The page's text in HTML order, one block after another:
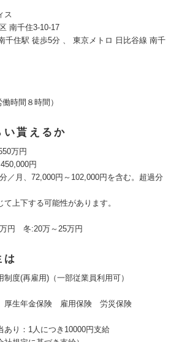
ス
南千住3-10-17
千住駅 徒歩5分 、 東京メトロ 日比谷線 南千
時間８時間）
貰えるか
万円
円
／月、72,000円～102,000円を含む。超過分
上下する可能性があります。
円 冬:20万～25万円
は
制度(再雇用)（一部従業員利用可）
厚生年金保険 雇用保険 労災保険
あり：1人につき10000円支給